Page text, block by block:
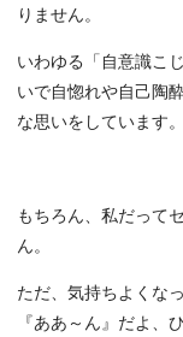
りません。
いわゆる「自意識こ
いで自惚れや自己陶
な思いをしています。
もちろん、私だって
ん。
ただ、気持ちよくな
『ああ～ん』だよ、